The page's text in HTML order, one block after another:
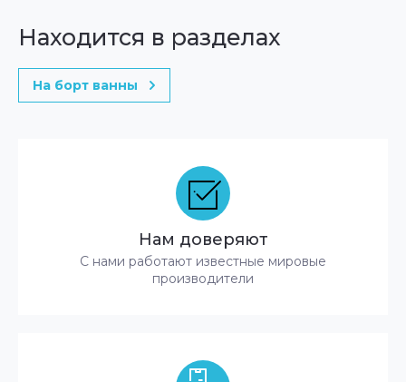
Находится в разделах
На борт ванны
Нам доверяют
С нами работают известные мировые
производители